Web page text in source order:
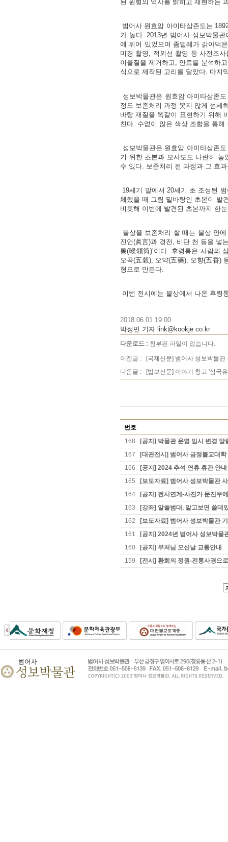
된 원형의 역사를 밝히고 재현하는
범어사 원효암 아미타삼존도는
가 높다. 2013년 범어사 성보박물
에 튀어 있었으며 좀벌레가 갉아먹
미경 촬영, 적외선 촬영 등 사전조
이물질을 제거하고, 안료를 분석하
식으로 제작된 고리를 달았다. 마지
성보박물관은 원효암 아미타삼존
정도 보존처리 과정 못지 않게 섬세
바탕 재질을 똑같이 표현하기 위해
친다. 수없이 많은 색상 조합을 통
성보박물관은 원효암 아미타삼존
기 위한 초본과 모사도도 나란히 놓
수 있다. 보존처리 전 과정과 그 효
19세기 말에서 20세기 초 조성된
체했을 때 그림 밑바탕인 초본이 발
비롯해 이번에 발견된 초본까지 한
불상을 보존처리 할 때는 불상 안
진언(眞言)과 경전, 비단 천 등을 넣
통(喉領筒)’이다. 후령통은 사람의
오곡(五穀), 오약(五藥), 오향(五香)
형으로 만든다.
이번 전시에는 불상에서 나온 후령
2018.06.01 19:00
박정민 기자 link@kookje.co.kr
다운로드 : 첨부된 파일이 없습니다.
이전글 :
[국제신문] 범어사 성보박물
다음글 :
[법보신문] 이야기 창고 '삼국
번호
168
[공지] 박물관 운영 임시 변경 알
167
[대관전시] 범어사 금정불교대
166
[공지] 2024 추석 연휴 휴관 안내
165
[보도자료] 범어사 성보박물관
164
[공지] 전시연계-사진가 문진우
163
[강좌] 알쓸범대, 알고보면 쓸데
162
[보도자료] 범어사 성보박물관
161
[공지] 2024년 범어사 성보박물
160
[공지] 부처님 오신날 교통안내
159
[전시] 환희의 정원-전통사경으